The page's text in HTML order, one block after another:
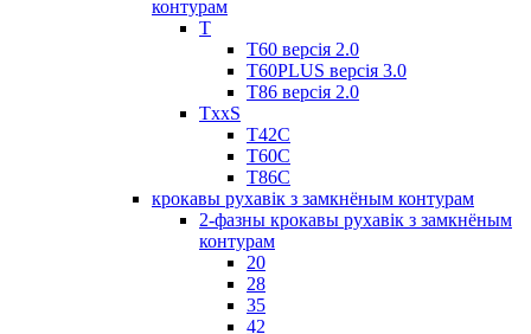
контурам
T
Т60 версія 2.0
T60PLUS версія 3.0
Т86 версія 2.0
TxxS
Т42С
Т60С
Т86С
крокавы рухавік з замкнёным контурам
2-фазны крокавы рухавік з замкнёным
контурам
20
28
35
42